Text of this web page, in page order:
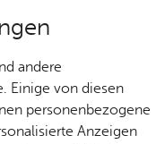
andere
Einige von diesen
personenbezogene
Anzeigen